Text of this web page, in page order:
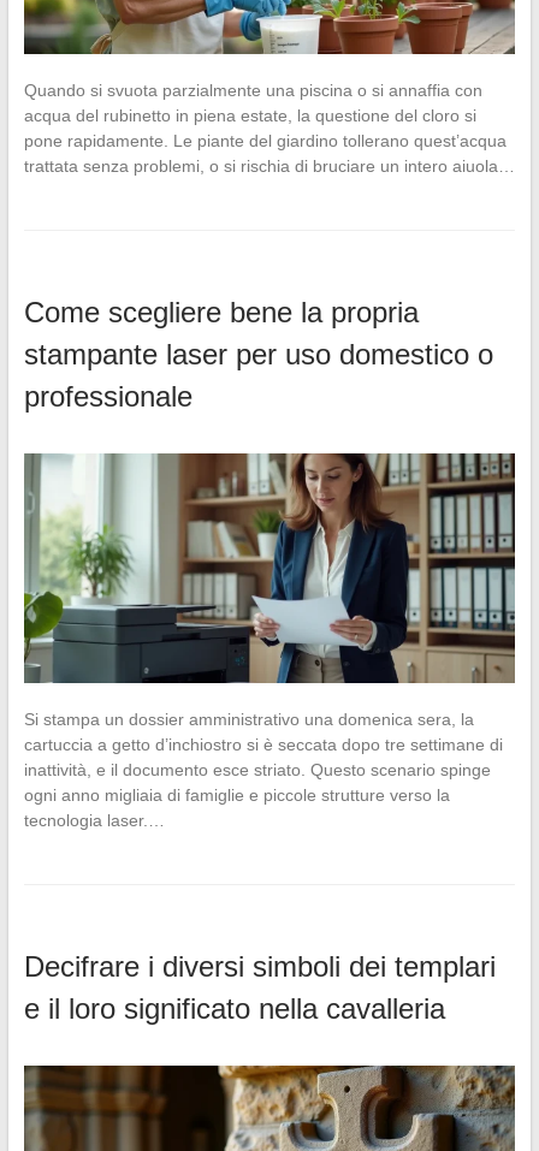
Quando si svuota parzialmente una piscina o si annaffia con
acqua del rubinetto in piena estate, la questione del cloro si
pone rapidamente. Le piante del giardino tollerano quest’acqua
trattata senza problemi, o si rischia di bruciare un intero aiuola…
Come scegliere bene la propria
stampante laser per uso domestico o
professionale
Si stampa un dossier amministrativo una domenica sera, la
cartuccia a getto d’inchiostro si è seccata dopo tre settimane di
inattività, e il documento esce striato. Questo scenario spinge
ogni anno migliaia di famiglie e piccole strutture verso la
tecnologia laser.…
Decifrare i diversi simboli dei templari
e il loro significato nella cavalleria